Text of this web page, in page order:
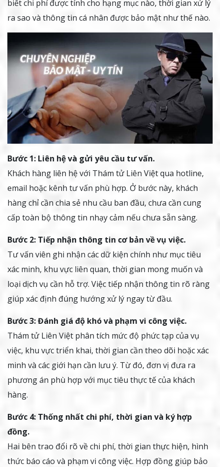
biết chi phí được tính cho hạng mục nào, thời gian xử lý
ra sao và thông tin cá nhân được bảo mật như thế nào.
Bước 1: Liên hệ và gửi yêu cầu tư vấn.
Khách hàng liên hệ với Thám tử Liên Việt qua hotline,
email hoặc kênh tư vấn phù hợp. Ở bước này, khách
hàng chỉ cần chia sẻ nhu cầu ban đầu, chưa cần cung
cấp toàn bộ thông tin nhạy cảm nếu chưa sẵn sàng.
Bước 2: Tiếp nhận thông tin cơ bản về vụ việc.
Tư vấn viên ghi nhận các dữ kiện chính như mục tiêu
xác minh, khu vực liên quan, thời gian mong muốn và
loại dịch vụ cần hỗ trợ. Việc tiếp nhận thông tin rõ ràng
giúp xác định đúng hướng xử lý ngay từ đầu.
Bước 3: Đánh giá độ khó và phạm vi công việc.
Thám tử Liên Việt phân tích mức độ phức tạp của vụ
việc, khu vực triển khai, thời gian cần theo dõi hoặc xác
minh và các giới hạn cần lưu ý. Từ đó, đơn vị đưa ra
phương án phù hợp với mục tiêu thực tế của khách
hàng.
Bước 4: Thống nhất chi phí, thời gian và ký hợp
đồng.
Hai bên trao đổi rõ về chi phí, thời gian thực hiện, hình
thức báo cáo và phạm vi công việc. Hợp đồng giúp bảo